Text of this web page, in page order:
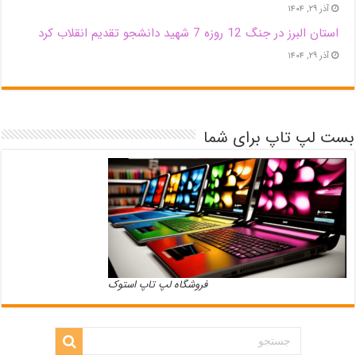
آذر ۲۹, ۱۴۰۴
استان البرز در جنگ 12 روزه 7 شهید دانشجو تقدیم انقلاب کرد
آذر ۲۹, ۱۴۰۴
بست لپ تاپ برای شما
فروشگاه لپ تاپ استوک